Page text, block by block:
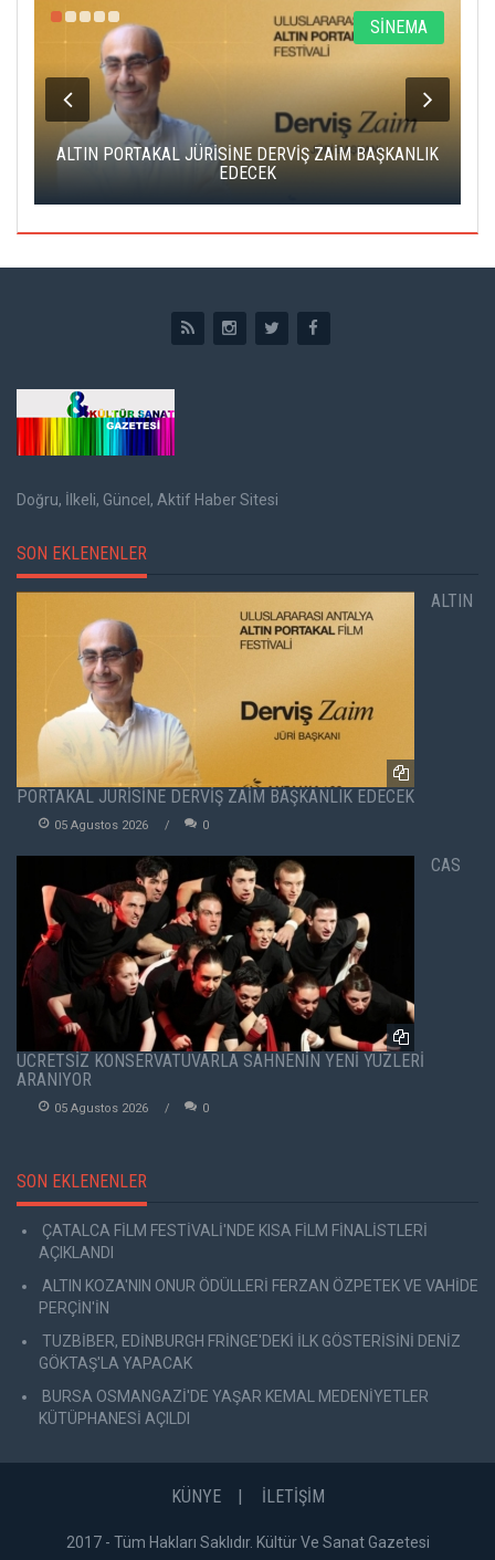
SİNEMA
ALTIN PORTAKAL JÜRİSİNE DERVİŞ ZAİM BAŞKANLIK
EDECEK
Doğru, İlkeli, Güncel, Aktif Haber Sitesi
SON EKLENENLER
ALTIN
PORTAKAL JÜRİSİNE DERVİŞ ZAİM BAŞKANLIK EDECEK
05 Agustos 2026 0
CAS
ÜCRETSİZ KONSERVATUVARLA SAHNENİN YENİ YÜZLERİ
ARANIYOR
05 Agustos 2026 0
SON EKLENENLER
ÇATALCA FİLM FESTİVALİ'NDE KISA FİLM FİNALİSTLERİ
AÇIKLANDI
ALTIN KOZA'NIN ONUR ÖDÜLLERİ FERZAN ÖZPETEK VE VAHİDE
PERÇİN'İN
TUZBİBER, EDİNBURGH FRİNGE'DEKİ İLK GÖSTERİSİNİ DENİZ
GÖKTAŞ'LA YAPACAK
BURSA OSMANGAZİ'DE YAŞAR KEMAL MEDENİYETLER
KÜTÜPHANESİ AÇILDI
KÜNYE İLETİŞİM
2017 - Tüm Hakları Saklıdır. Kültür Ve Sanat Gazetesi